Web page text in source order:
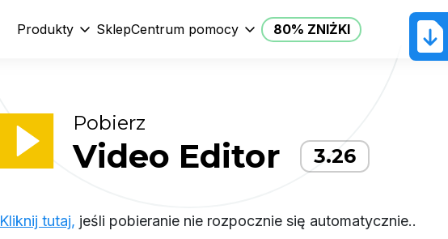
Produkty SklepCentrum pomocy 80% ZNIŻKI
Pobierz
Video Editor 3.26
Kliknij tutaj, jeśli pobieranie nie rozpocznie się automatycznie..